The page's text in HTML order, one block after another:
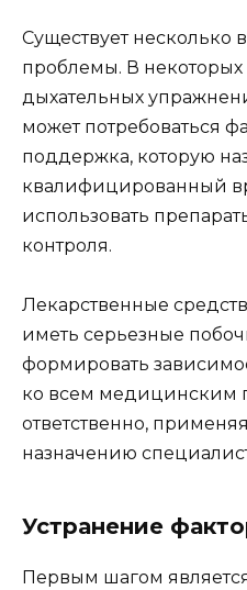
Существует несколько
проблемы. В некоторых
дыхательных
может потребоваться
поддержка, которую
квалифицированный
использовать
контроля.
Лекарственные
иметь серьезные
формировать
ко всем медицинским
ответственно,
назначению
Устранение
Первым шагом